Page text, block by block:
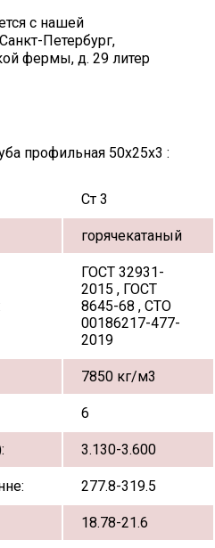
с нашей
Петербург,
фермы, д. 29 литер
профильная 50х25х3 :
Ст 3
горячекатаный
ГОСТ 32931-
2015 , ГОСТ
8645-68 , СТО
00186217-477-
2019
7850 кг/м3
6
3.130-3.600
277.8-319.5
18.78-21.6